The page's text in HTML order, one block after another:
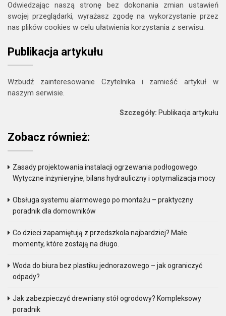
Odwiedzając naszą stronę bez dokonania zmian ustawień
swojej przeglądarki, wyrażasz zgodę na wykorzystanie przez
nas plików cookies w celu ułatwienia korzystania z serwisu.
Publikacja artykułu
Wzbudź zainteresowanie Czytelnika i zamieść artykuł w
naszym serwisie.
Szczegóły: Publikacja artykułu
Zobacz również:
Zasady projektowania instalacji ogrzewania podłogowego.
Wytyczne inżynieryjne, bilans hydrauliczny i optymalizacja mocy
Obsługa systemu alarmowego po montażu – praktyczny
poradnik dla domowników
Co dzieci zapamiętują z przedszkola najbardziej? Małe
momenty, które zostają na długo.
Woda do biura bez plastiku jednorazowego – jak ograniczyć
odpady?
Jak zabezpieczyć drewniany stół ogrodowy? Kompleksowy
poradnik